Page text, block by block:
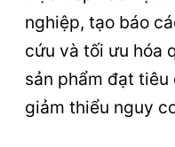
nghiệp, tạo báo
cứu và tối ưu hóa
sản phẩm đạt
giảm thiểu nguy